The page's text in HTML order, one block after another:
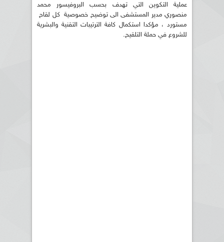
عملية التكوين التي تهدف بحسب البروفيسور محمد
منصوري مدير المستشفى الى توضيح خصوصية كل لقاح
مستورد ، مؤكدا استكمال كافة الترتيبات التقنية والبشرية
للشروع في حملة التلقيح.